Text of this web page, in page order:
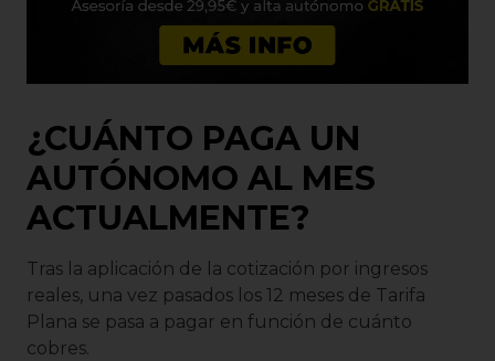
¿CUÁNTO PAGA UN
AUTÓNOMO AL MES
ACTUALMENTE?
Tras la aplicación de la cotización por ingresos
reales, una vez pasados los 12 meses de Tarifa
Plana se pasa a pagar en función de cuánto
cobres.